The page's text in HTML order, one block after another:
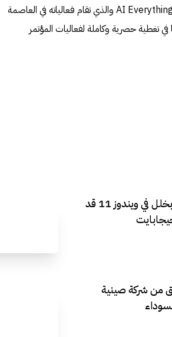
التكنولوجية في المنطقة AI Everything والذي تقام فعالياته في العاصمة
في تغطية حصرية وكاملة لفعاليات المؤتمر
مايكروسوفت تعترف بخلل في ويندوز 11 قد
من شركة صينية